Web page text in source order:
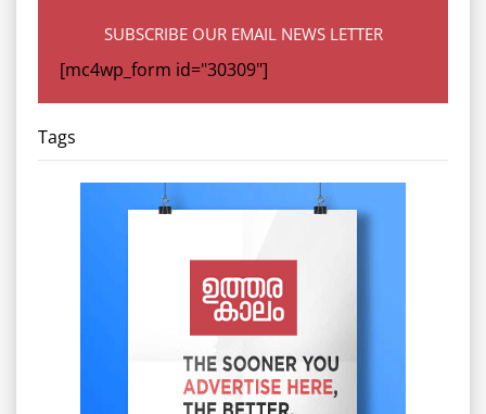
SUBSCRIBE OUR EMAIL NEWS LETTER
[mc4wp_form id="30309"]
Tags